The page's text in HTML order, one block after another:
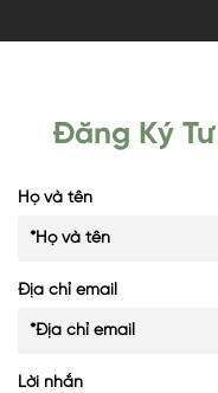
Đăng Ký
Họ và tên
Địa chỉ email
Lời nhắn